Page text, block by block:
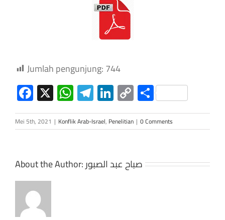
Jumlah pengunjung:744
Facebook
X WhatsApp
Telegram
LinkedIn
Copy
Link
Share
Mei 5th, 2021 | Konflik Arab-Israel, Penelitian | 0 Comments
About the Author:صباح عبد الصبور